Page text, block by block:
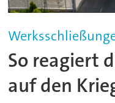
So reagiert
auf den